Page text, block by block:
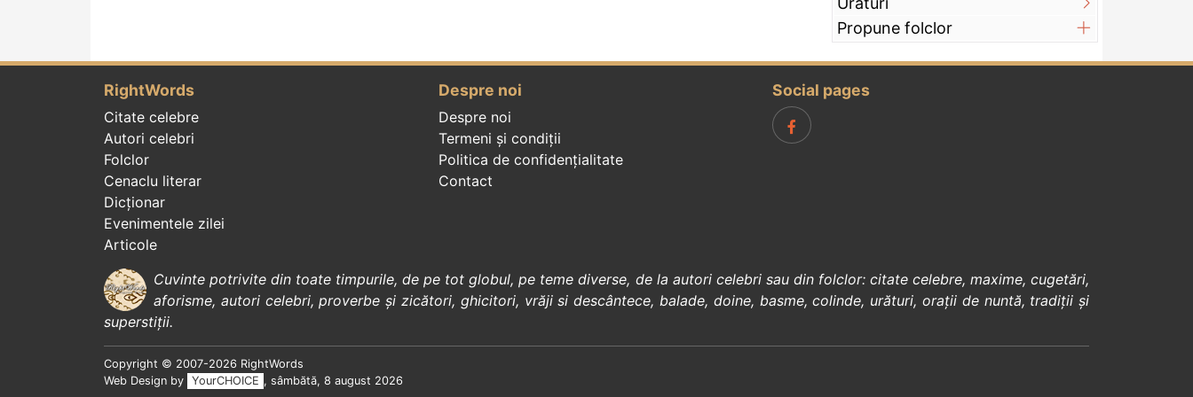
Propune folclor
RightWords
Citate celebre
Autori celebri
Folclor
Cenaclu literar
Dicționar
Evenimentele zilei
Articole
Despre noi
Despre noi
Termeni și condiții
Politica de confidenţialitate
Contact
Social pages
Cuvinte potrivite din toate timpurile, de pe tot globul, pe teme diverse, de la autori celebrisau din folclor: citate celebre, maxime,cugetări,
aforisme, autori celebri,proverbe și zicători, ghicitori, vrăji si descântece, balade, doine, basme,colinde, urături, orații de nuntă, tradiții și
superstiții.
Copyright © 2007-2026 RightWords
Web Design by
YourCHOICE , sâmbătă, 8 august 2026